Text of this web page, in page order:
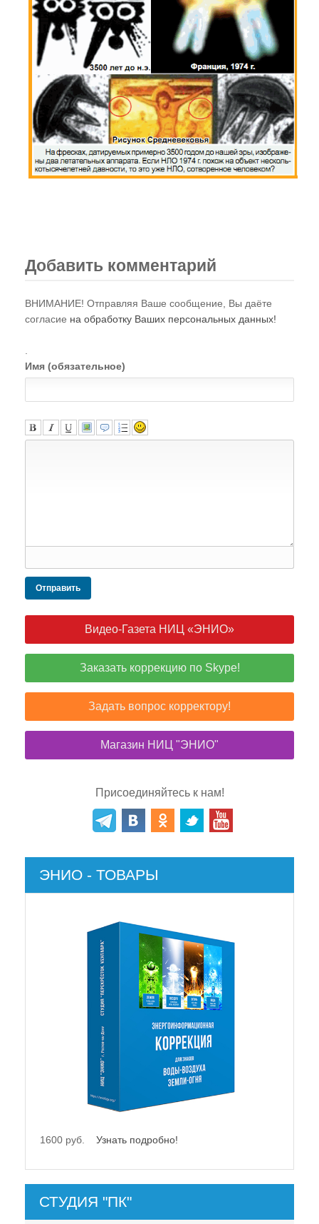
Добавить комментарий
ВНИМАНИЕ! Отправляя Ваше сообщение, Вы даёте
согласие на обработку Ваших персональных данных!
Имя (обязательное)
Отправить
Видео-Газета НИЦ «ЭНИО»
Заказать коррекцию по Skype!
Задать вопрос корректору!
Магазин НИЦ "ЭНИО"
Присоединяйтесь к нам!
ЭНИО - ТОВАРЫ
21500 руб.Узнать подробно!
СТУДИЯ "ПК"